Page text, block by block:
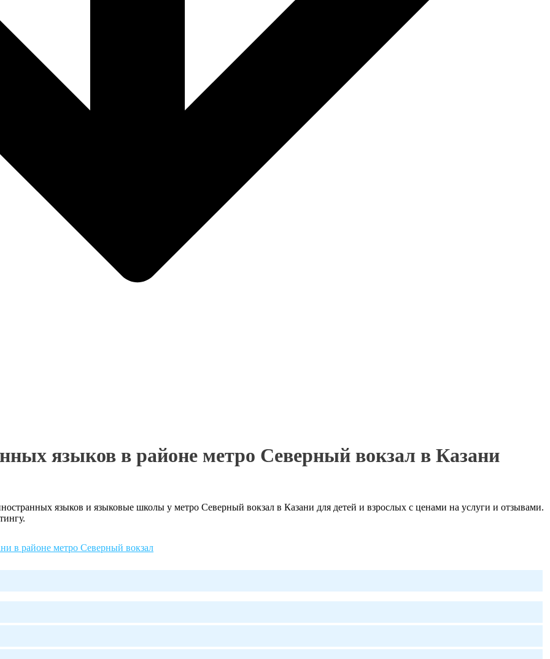
языков в районе метро Северный вокзал в Казани
языков и языковые школы у метро Северный вокзал в Казани для детей и взрослых с ценами на услуги и отзывами.
в районе метро Северный вокзал